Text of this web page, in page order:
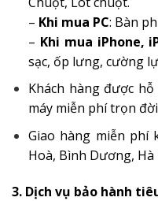
– Khi mua PC: Bàn
– Khi mua iPhone,
sạc, ốp lưng, cường
Khách hàng được
máy miễn phí trọn
Giao hàng miễn phí
Hoà, Bình Dương,
3. Dịch vụ bảo hành